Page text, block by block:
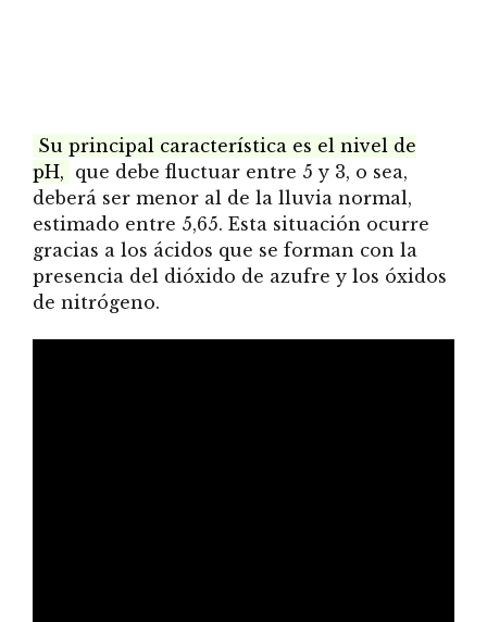
Su principal característica es el nivel de
pH, que debe fluctuar entre 5 y 3, o sea,
deberá ser menor al de la lluvia normal,
estimado entre 5,65. Esta situación ocurre
gracias a los ácidos que se forman con la
presencia del dióxido de azufre y los óxidos
de nitrógeno.